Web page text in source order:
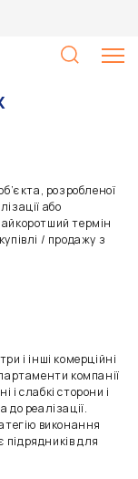
розробленої
або
термін
/ продажу з
і інші комерційні
компанії
і слабкі сторони і
до реалізації.
виконання
для